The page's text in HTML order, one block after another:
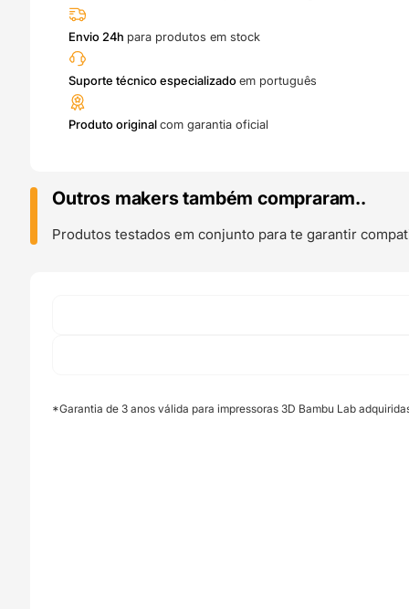
Envio 24h para produtos em stock
Suporte técnico especializadoem português
Produto originalcom garantia oficial
Outros makers também compraram..
Produtos testados em conjunto para te garantir
*Garantia de 3 anos válida para impressoras 3D Bambu Lab